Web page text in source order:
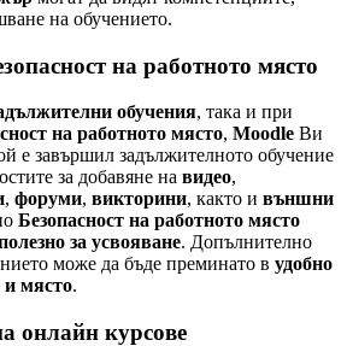
на обучението.
на работното място
обучения, така и при
на работното място, Moodle Ви
е завършил задължителното обучение
за добавяне на видео,
, форуми, викторини, както и външни
Безопасност на работното място
за усвояване. Допълнително
може да бъде преминато в удобно
и място.
онлайн курсове